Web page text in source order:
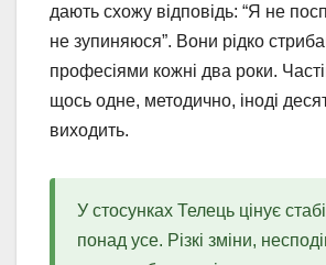
дають схожу відповідь: “Я не
не зупиняюся”. Вони рідко
професіями кожні два роки.
щось одне, методично, іноді
виходить.
У стосунках Телець цінує
понад усе. Різкі зміни,